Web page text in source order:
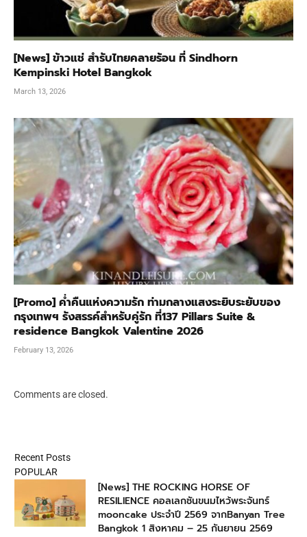
[News] ข้าวแช่ สำรับไทยคลายร้อน ที่ Sindhorn
Kempinski Hotel Bangkok
March 13, 2026
[Promo] ค่ำคืนแห่งความรัก ท่ามกลางแสงระยิบระยับของ
กรุงเทพฯ รังสรรค์สำหรับคู่รัก ที่137 Pillars Suite &
residence Bangkok Valentine 2026
February 13, 2026
Comments are closed.
Recent Posts
POPULAR
[News] THE ROCKING HORSE OF
RESILIENCE คอลเลกชันขนมไหว้พระจันทร์
mooncake ประจำปี 2569 จากBanyan Tree
Bangkok 1 สิงหาคม – 25 กันยายน 2569